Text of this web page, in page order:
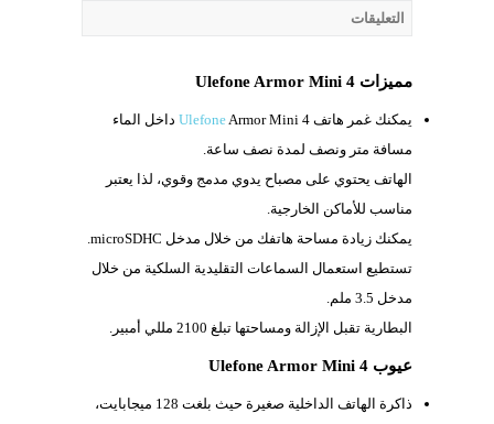
التعليقات
مميزات Ulefone Armor Mini 4
يمكنك غمر هاتف UlefoneArmor Mini 4 داخل الماء
مسافة متر ونصف لمدة نصف ساعة.
الهاتف يحتوي على مصباح يدوي مدمج وقوي، لذا يعتبر
مناسب للأماكن الخارجية.
يمكنك زيادة مساحة هاتفك من خلال مدخل microSDHC.
تستطيع استعمال السماعات التقليدية السلكية من خلال
مدخل 3.5 ملم.
البطارية تقبل الإزالة ومساحتها تبلغ 2100 مللي أمبير.
عيوب Ulefone Armor Mini 4
ذاكرة الهاتف الداخلية صغيرة حيث بلغت 128 ميجابايت،